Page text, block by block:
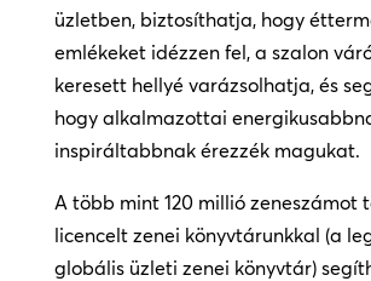
üzletben, biztosíthatja, hogy
emlékeket idézzen fel, a szalon
keresett hellyé varázsolhatja, és
hogy alkalmazottai
inspiráltabbnak érezzék magukat.
A több mint 120 millió zeneszámot
licencelt zenei könyvtárunkkal (a
globális üzleti zenei könyvtár)